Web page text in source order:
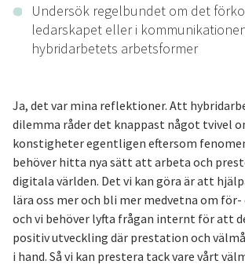
Undersök regelbundet om det
ledarskapet eller i
hybridarbetets arbetsformer
Ja, det var mina reflektioner. Att
dilemma råder det knappast något tvivel
konstigheter egentligen eftersom
behöver hitta nya sätt att arbeta och
digitala världen. Det vi kan göra är att
lära oss mer och bli mer medvetna om för-
och vi behöver lyfta frågan internt för att
positiv utveckling där prestation och
i hand. Så vi kan prestera tack vare vårt